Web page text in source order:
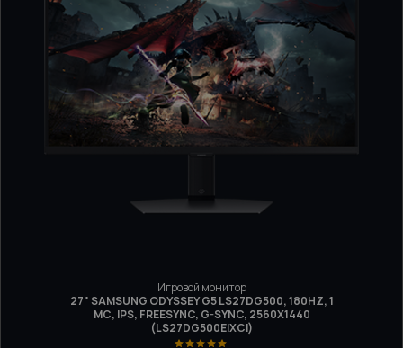
Игровой монитор
27" SAMSUNG ODYSSEY G5 LS27DG500, 180HZ, 1
МС, IPS, FREESYNC, G-SYNC, 2560Х1440
(LS27DG500EIXCI)